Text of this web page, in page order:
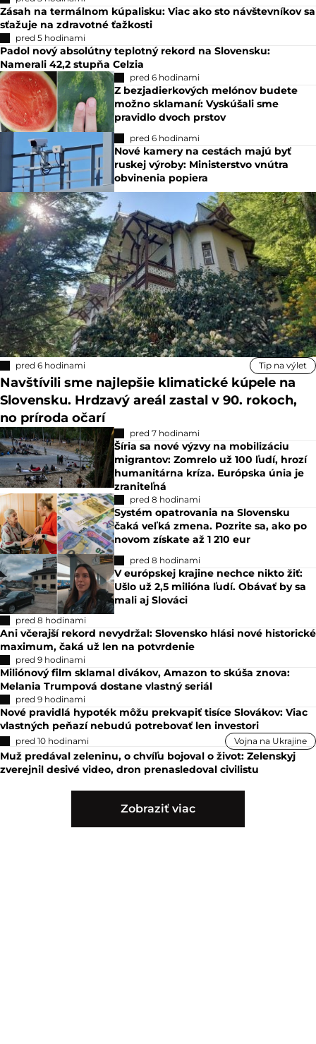
Zásah na termálnom kúpalisku: Viac ako sto návštevníkov sa
sťažuje na zdravotné ťažkosti
pred 5 hodinami
Padol nový absolútny teplotný rekord na Slovensku:
Namerali 42,2 stupňa Celzia
pred 6 hodinami
Z bezjadierkových melónov budete
možno sklamaní: Vyskúšali sme
pravidlo dvoch prstov
pred 6 hodinami
Nové kamery na cestách majú byť
ruskej výroby: Ministerstvo vnútra
obvinenia popiera
pred 6 hodinami Tip na výlet
Navštívili sme najlepšie klimatické kúpele na
Slovensku. Hrdzavý areál zastal v 90. rokoch,
no príroda očarí
pred 7 hodinami
Šíria sa nové výzvy na mobilizáciu
migrantov: Zomrelo už 100 ľudí, hrozí
humanitárna kríza. Európska únia je
zraniteľná
pred 8 hodinami
Systém opatrovania na Slovensku
čaká veľká zmena. Pozrite sa, ako po
novom získate až 1 210 eur
pred 8 hodinami
V európskej krajine nechce nikto žiť:
Ušlo už 2,5 milióna ľudí. Obávať by sa
mali aj Slováci
pred 8 hodinami
Ani včerajší rekord nevydržal: Slovensko hlási nové historické
maximum, čaká už len na potvrdenie
pred 9 hodinami
Miliónový film sklamal divákov, Amazon to skúša znova:
Melania Trumpová dostane vlastný seriál
pred 9 hodinami
Nové pravidlá hypoték môžu prekvapiť tisíce Slovákov: Viac
vlastných peňazí nebudú potrebovať len investori
pred 10 hodinami Vojna na Ukrajine
Muž predával zeleninu, o chvíľu bojoval o život: Zelenskyj
zverejnil desivé video, dron prenasledoval civilistu
Zobraziť viac